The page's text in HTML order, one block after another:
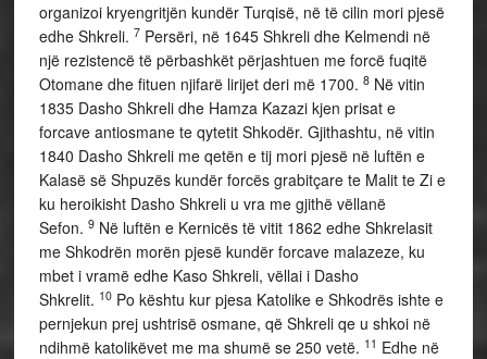
organizoi kryengritjën kundër Turqisë, në të cilin mori pjesë
edhe Shkreli. 7Persëri, në 1645 Shkreli dhe Kelmendi në
një rezistencë të përbashkët përjashtuen me forcë fuqitë
Otomane dhe fituen njifarë lirijet deri më 1700. 8Në vitin
1835 Dasho Shkreli dhe Hamza Kazazi kjen prisat e
forcave antiosmane te qytetit Shkodër. Gjithashtu, në vitin
1840 Dasho Shkreli me qetën e tij mori pjesë në luftën e
Kalasë së Shpuzës kundër forcës grabitçare te Malit te Zi e
ku heroikisht Dasho Shkreli u vra me gjithë vëllanë
Sefon. 9Në luftën e Kernicës të vitit 1862 edhe Shkrelasit
me Shkodrën morën pjesë kundër forcave malazeze, ku
mbet i vramë edhe Kaso Shkreli, vëllai i Dasho
Shkrelit. 10Po kështu kur pjesa Katolike e Shkodrës ishte e
pernjekun prej ushtrisë osmane, që Shkreli qe u shkoi në
ndihmë katolikëvet me ma shumë se 250 vetë. 11 Edhe në